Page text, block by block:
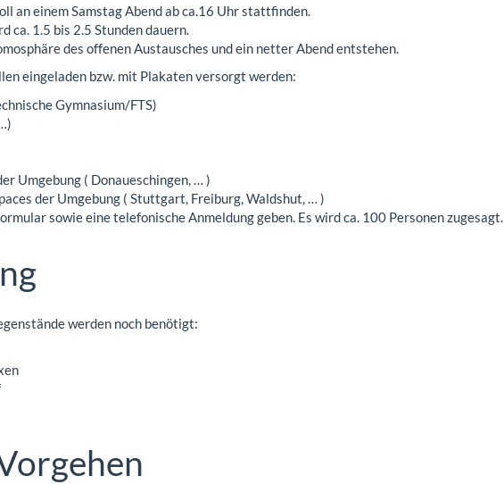
an einem Samstag Abend ab ca.16 Uhr stattfinden.
ca. 1.5 bis 2.5 Stunden dauern.
des offenen Austausches und ein netter Abend entstehen.
eingeladen bzw. mit Plakaten versorgt werden:
Gymnasium/FTS)
Umgebung ( Donaueschingen, … )
der Umgebung ( Stuttgart, Freiburg, Waldshut, … )
sowie eine telefonische Anmeldung geben. Es wird ca. 100 Personen zugesagt.
werden noch benötigt: